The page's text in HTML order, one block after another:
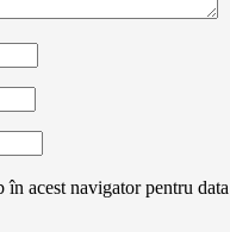
acest navigator pentru